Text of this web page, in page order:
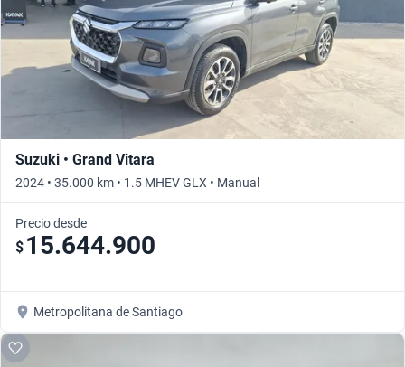
Suzuki • Grand Vitara
2024 • 35.000 km • 1.5 MHEV GLX • Manual
Precio desde
$ 15.644.900
Metropolitana de Santiago